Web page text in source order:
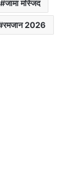
जामा मस्जिद
रमजान 2026